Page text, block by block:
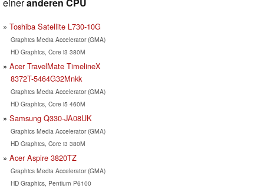
Toshiba Satellite L730-10G
Graphics Media Accelerator (GMA)
HD Graphics, Core i3 380M
Acer TravelMate TimelineX
8372T-5464G32Mnkk
Graphics Media Accelerator (GMA)
HD Graphics, Core i5 460M
Samsung Q330-JA08UK
Graphics Media Accelerator (GMA)
HD Graphics, Core i3 380M
Acer Aspire 3820TZ
Graphics Media Accelerator (GMA)
HD Graphics, Pentium P6100